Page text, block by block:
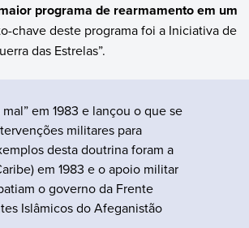
programa de rearmamento em um
chave deste programa foi a Iniciativa de
das Estrelas”.
em 1983 e lançou o que se
militares para
desta doutrina foram a
em 1983 e o apoio militar
o governo da Frente
Islâmicos do Afeganistão